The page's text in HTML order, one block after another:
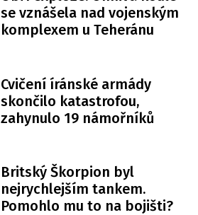
se vznášela nad vojenským
komplexem u Teheránu
Cvičení íránské armády
skončilo katastrofou,
zahynulo 19 námořníků
Britský Škorpion byl
nejrychlejším tankem.
Pomohlo mu to na bojišti?